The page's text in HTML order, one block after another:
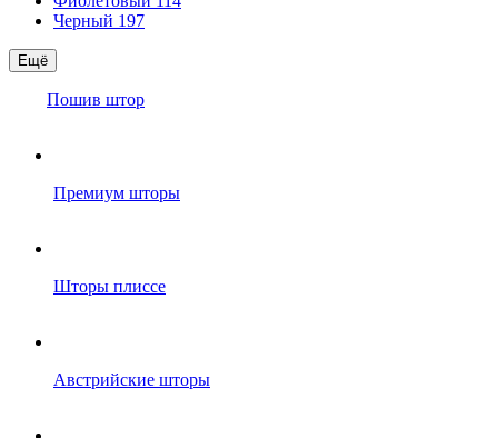
Черный 197
Ещё
Пошив штор
Премиум шторы
Шторы плиссе
Австрийские шторы